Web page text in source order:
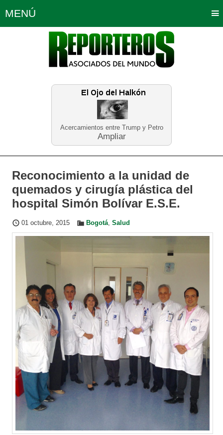
Acercamientos entre Trump y Petro
Ampliar
MENÚ
Política Opinión Bogotá
Planeta Tierra Deportes
Educación Neira
Reconocimiento a la unidad de
quemados y cirugía plástica del
hospital Simón Bolívar E.S.E.
01 octubre, 2015 Bogotá, Salud